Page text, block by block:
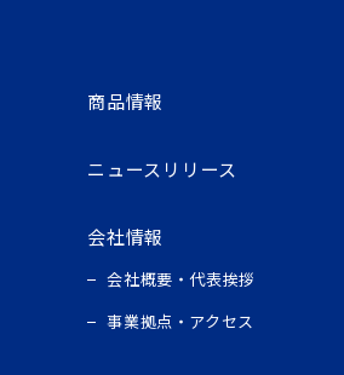
商品情報
ニュースリリース
会社情報
会社概要・代表挨拶
事業拠点・アクセス